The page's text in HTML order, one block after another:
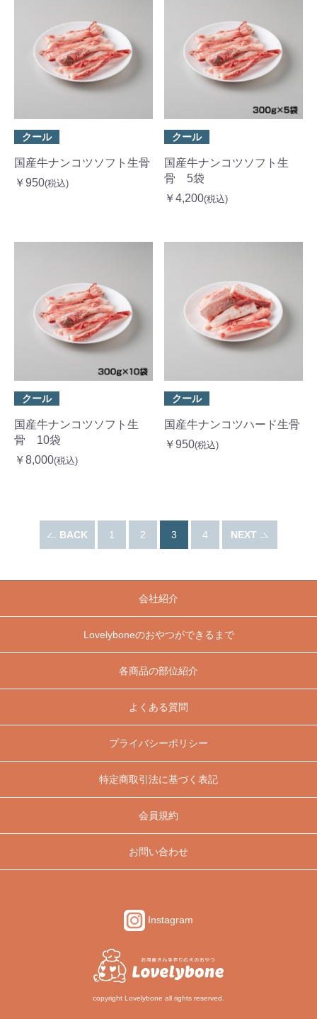
クール
国産牛ナンコツソフト生骨
￥950(税込)
クール
国産牛ナンコツソフト生
骨 5袋
￥4,200(税込)
クール
国産牛ナンコツソフト生
骨 10袋
￥8,000(税込)
クール
国産牛ナンコツハード生骨
￥950(税込)
BACK 1 2 3 4 NEXT
会社紹介
Lovelyboneのおやつができるまで
各商品の部位紹介
よくある質問
プライバシーポリシー
特定商取引法に基づく表記
会員規約
お問い合わせ
Instagram
copyright Lovelybone all rights reserved.